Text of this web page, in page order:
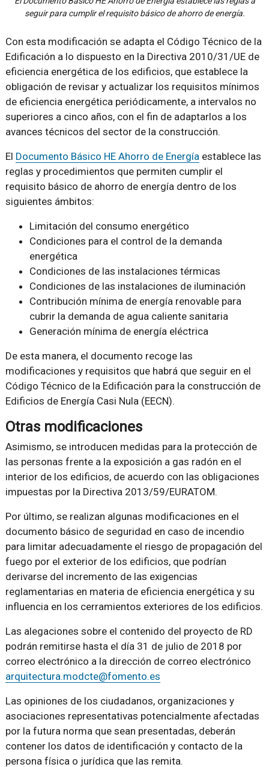
seguir para cumplir el requisito básico de ahorro de energía.
Con esta modificación se adapta el Código Técnico de la
Edificación a lo dispuesto en la Directiva 2010/31/UE de
eficiencia energética de los edificios, que establece la
obligación de revisar y actualizar los requisitos mínimos
de eficiencia energética periódicamente, a intervalos no
superiores a cinco años, con el fin de adaptarlos a los
avances técnicos del sector de la construcción.
El Documento Básico HE Ahorro de Energíaestablece las
reglas y procedimientos que permiten cumplir el
requisito básico de ahorro de energía dentro de los
siguientes ámbitos:
Limitación del consumo energético
Condiciones para el control de la demanda
energética
Condiciones de las instalaciones térmicas
Condiciones de las instalaciones de iluminación
Contribución mínima de energía renovable para
cubrir la demanda de agua caliente sanitaria
Generación mínima de energía eléctrica
De esta manera, el documento recoge las
modificaciones y requisitos que habrá que seguir en el
Código Técnico de la Edificación para la construcción de
Edificios de Energía Casi Nula (EECN).
Otras modificaciones
Asimismo, se introducen medidas para la protección de
las personas frente a la exposición a gas radón en el
interior de los edificios, de acuerdo con las obligaciones
impuestas por la Directiva 2013/59/EURATOM.
Por último, se realizan algunas modificaciones en el
documento básico de seguridad en caso de incendio
para limitar adecuadamente el riesgo de propagación del
fuego por el exterior de los edificios, que podrían
derivarse del incremento de las exigencias
reglamentarias en materia de eficiencia energética y su
influencia en los cerramientos exteriores de los edificios.
Las alegaciones sobre el contenido del proyecto de RD
podrán remitirse hasta el día 31 de julio de 2018 por
correo electrónico a la dirección de correo electrónico
arquitectura.modcte@fomento.es
Las opiniones de los ciudadanos, organizaciones y
asociaciones representativas potencialmente afectadas
por la futura norma que sean presentadas, deberán
contener los datos de identificación y contacto de la
persona física o jurídica que las remita.